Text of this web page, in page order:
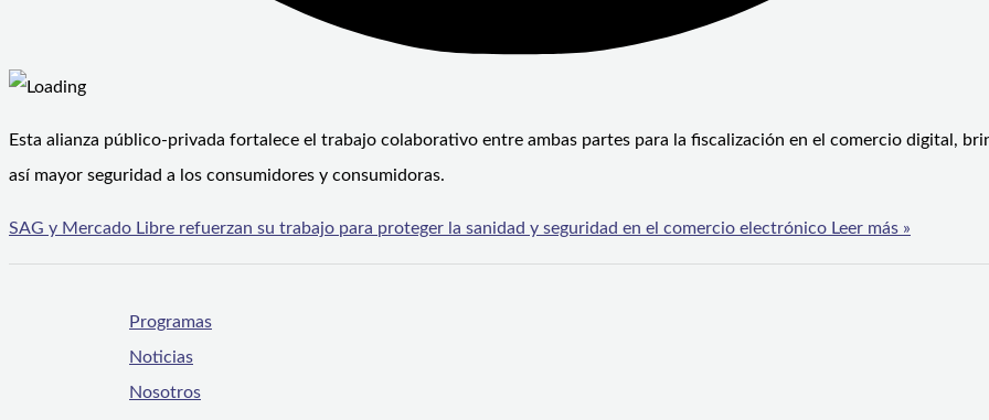
Esta alianza público-privada fortalece el trabajo colaborativo entre ambas partes para la fiscalización en el comercio digital,
así mayor seguridad a los consumidores y consumidoras.
SAG y Mercado Libre refuerzan su trabajo para proteger la sanidad y seguridad en el comercio electrónico Leer más »
Programas
Noticias
Nosotros